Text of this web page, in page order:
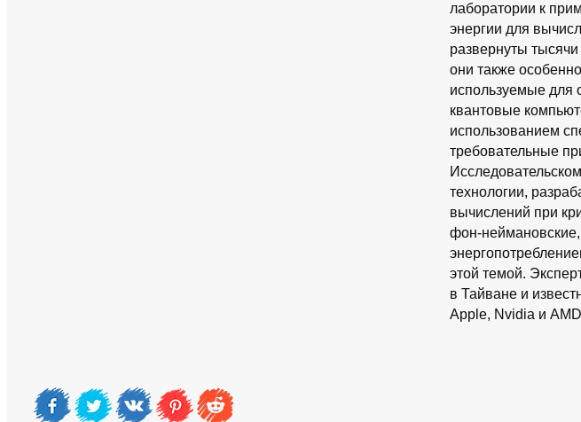
лаборатории к
энергии для
развернуты
они также
используемые для
квантовые
использованием
требовательные
технологии,
вычислений при
фон-
этой темой.
в Тайване и
Apple, Nvidia и